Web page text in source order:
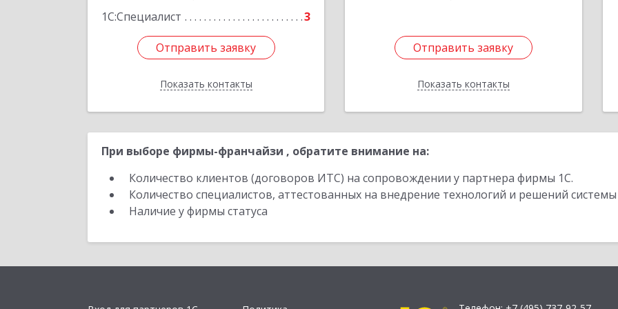
1С:Специалист
3
Отправить заявку
Показать контакты
Отправить заявку
Назад
Отправить заявку
Показать контакты
Отправить заявку
Назад
При выборе фирмы-франчайзи , обратите внимание на:
Количество клиентов (договоров ИТС) на сопровождении у партнера фирмы 1С.
Количество специалистов, аттестованных на внедрение технологий и решений
Наличие у фирмы статуса